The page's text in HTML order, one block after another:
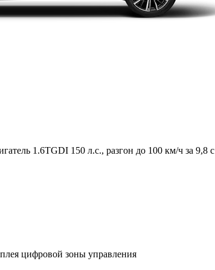
1.6TGDI 150 л.с., разгон до 100 км/ч за 9,8 с
цифровой зоны управления